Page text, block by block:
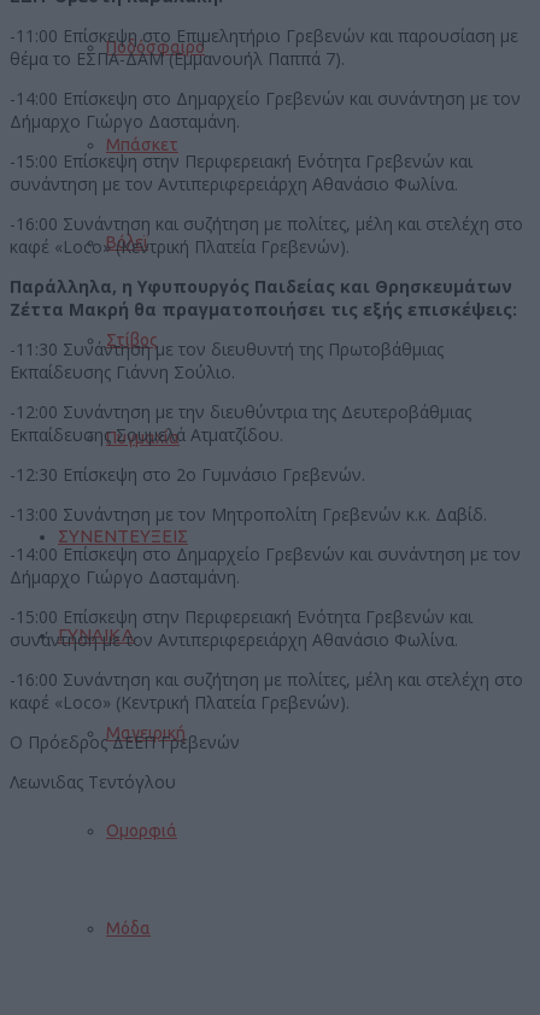
Ποδόσφαιρο
Μπάσκετ
Βόλεϊ
Στίβος
Πυγμαχία
ΣΥΝΕΝΤΕΥΞΕΙΣ
ΓΥΝΑΙΚΑ
Μαγειρική
Ομορφιά
Μόδα
-11:00 Επίσκεψη στο Επιμελητήριο Γρεβενών και παρουσίαση με
θέμα το ΕΣΠΑ-ΔΑΜ (Εμμανουήλ Παππά 7).
-14:00 Επίσκεψη στο Δημαρχείο Γρεβενών και συνάντηση με τον
Δήμαρχο Γιώργο Δασταμάνη.
-15:00 Επίσκεψη στην Περιφερειακή Ενότητα Γρεβενών και
συνάντηση με τον Αντιπεριφερειάρχη Αθανάσιο Φωλίνα.
-16:00 Συνάντηση και συζήτηση με πολίτες, μέλη και στελέχη στο
καφέ «Loco» (Κεντρική Πλατεία Γρεβενών).
Παράλληλα, η Υφυπουργός Παιδείας και Θρησκευμάτων
Ζέττα Μακρή θα πραγματοποιήσει τις εξής επισκέψεις:
-11:30 Συνάντηση με τον διευθυντή της Πρωτοβάθμιας
Εκπαίδευσης Γιάννη Σούλιο.
-12:00 Συνάντηση με την διευθύντρια της Δευτεροβάθμιας
Εκπαίδευσης Σουμελά Ατματζίδου.
-12:30 Επίσκεψη στο 2ο Γυμνάσιο Γρεβενών.
-13:00 Συνάντηση με τον Μητροπολίτη Γρεβενών κ.κ. Δαβίδ.
-14:00 Επίσκεψη στο Δημαρχείο Γρεβενών και συνάντηση με τον
Δήμαρχο Γιώργο Δασταμάνη.
-15:00 Επίσκεψη στην Περιφερειακή Ενότητα Γρεβενών και
συνάντηση με τον Αντιπεριφερειάρχη Αθανάσιο Φωλίνα.
-16:00 Συνάντηση και συζήτηση με πολίτες, μέλη και στελέχη στο
καφέ «Loco» (Κεντρική Πλατεία Γρεβενών).
Ο Πρόεδρος ΔΕΕΠ Γρεβενών
Λεωνιδας Τεντόγλου